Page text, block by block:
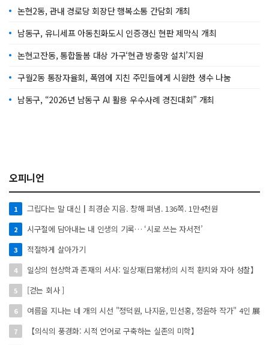
논현2동, 관내 경로당 회장단 행복소통 간담회 개최
남동구, 유니세프 아동친화도시 인증갱신 현판 제막식 개최
논현고잔동, 통합돌봄 대상 가구‘현관 방충망 설치’지원
구월2동 통장자율회, 폭염에 지친 주민들에게 시원한 생수 나눔
남동구, “2026년 남동구 AI 활용 우수사례 경진대회” 개최
오피니언
1 그립다는 말 대신┃최경순 지음. 창해 펴냄. 136쪽. 1만4천원
2 시구절에 담아내는 내 인생의 기록… ‘시로 쓰는 자서전’
3 적절하게 살아가기
4 일상의 현상학과 존재의 서사: 일상재(日常材)의 시적 환치와 자아 성찰】
5 [걷는 회사 ]
6 여름을 지나는 네 개의 시선 "정덕원, 나지윤, 민선홍, 정윤하 작가" 4인 展
7 【의식의 풍경화: 시적 언어로 구축하는 실존의 미학】